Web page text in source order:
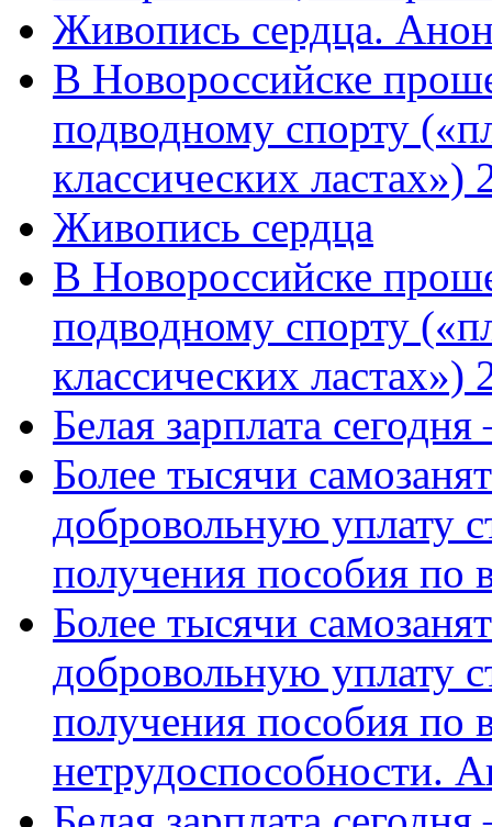
Живопись сердца.
В Новороссийске
подводному спорту
классических
Живопись сердца
В Новороссийске
подводному спорту
классических ластах»)
Белая зарплата
Более тысячи
добровольную уплату
получения пособия по
Более тысячи
добровольную уплату
получения пособия по
нетрудоспособности.